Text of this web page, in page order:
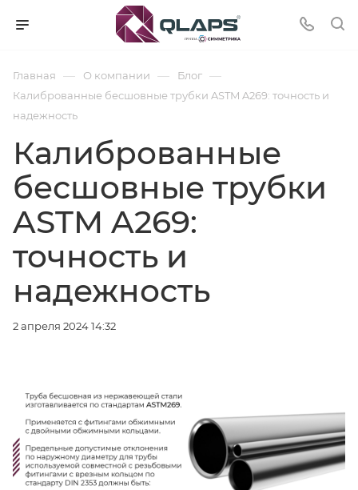
Главная — О компании — Блог —
Калиброванные бесшовные трубки ASTM A269: точность и
надежность
Калиброванные
бесшовные трубки
ASTM A269:
точность и
надежность
2 апреля 2024 14:32